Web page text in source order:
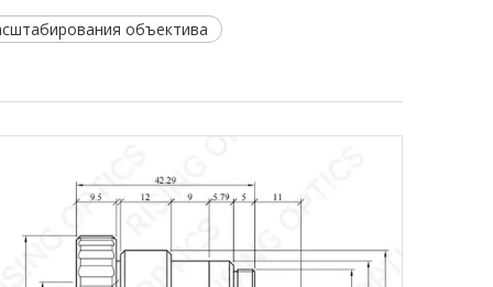
объектива